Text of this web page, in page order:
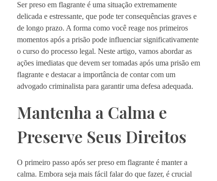
Ser preso em flagrante é uma situação extremamente
delicada e estressante, que pode ter consequências graves e
de longo prazo. A forma como você reage nos primeiros
momentos após a prisão pode influenciar significativamente
o curso do processo legal. Neste artigo, vamos abordar as
ações imediatas que devem ser tomadas após uma prisão em
flagrante e destacar a importância de contar com um
advogado criminalista para garantir uma defesa adequada.
Mantenha a Calma e
Preserve Seus Direitos
O primeiro passo após ser preso em flagrante é manter a
calma. Embora seja mais fácil falar do que fazer, é crucial